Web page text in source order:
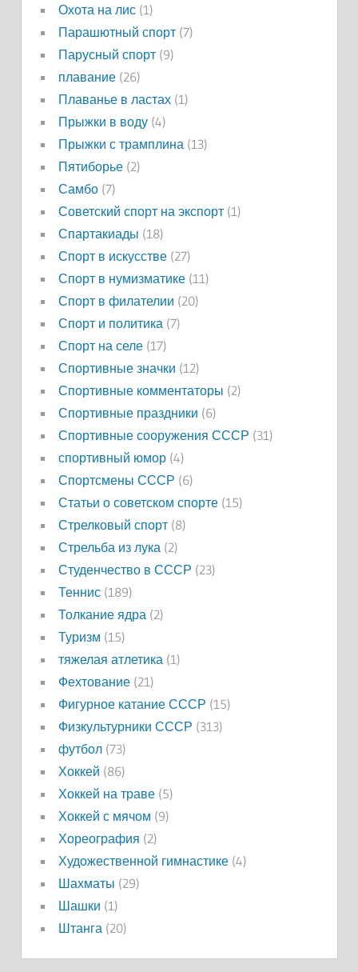
Охота на лис(1)
Парашютный спорт(7)
Парусный спорт(9)
плавание(26)
Плаванье в ластах(1)
Прыжки в воду(4)
Прыжки с трамплина (13)
Пятиборье(2)
Самбо(7)
Советский спорт на экспорт(1)
Спартакиады (18)
Спорт в искусстве(27)
Спорт в нумизматике(11)
Спорт в филателии (20)
Спорт и политика (7)
Спорт на селе(17)
Спортивные значки (12)
Спортивные комментаторы (2)
Спортивные праздники (6)
Спортивные сооружения СССР (31)
спортивный юмор(4)
Спортсмены СССР (6)
Статьи о советском спорте(15)
Стрелковый спорт(8)
Стрельба из лука (2)
Студенчество в СССР (23)
Теннис(189)
Толкание ядра (2)
Туризм (15)
тяжелая атлетика (1)
Фехтование(21)
Фигурное катание СССР (15)
Физкультурники СССР (313)
футбол(73)
Хоккей (86)
Хоккей на траве(5)
Хоккей с мячом (9)
Хореография (2)
Художественной гимнастике(4)
Шахматы (29)
Шашки (1)
Штанга (20)